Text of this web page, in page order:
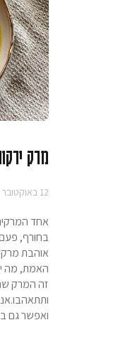
מרק
12 באוקטובר 2021
אחד
בחורף,
אוהבת
האמת, מה
זה המרק
ואפשר גם